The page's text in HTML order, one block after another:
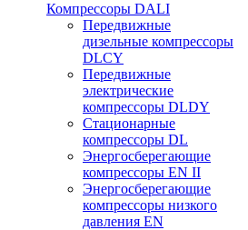
Компрессоры DALI
Передвижные
дизельные компрессоры
DLCY
Передвижные
электрические
компрессоры DLDY
Стационарные
компрессоры DL
Энергосберегающие
компрессоры EN II
Энергосберегающие
компрессоры низкого
давления EN